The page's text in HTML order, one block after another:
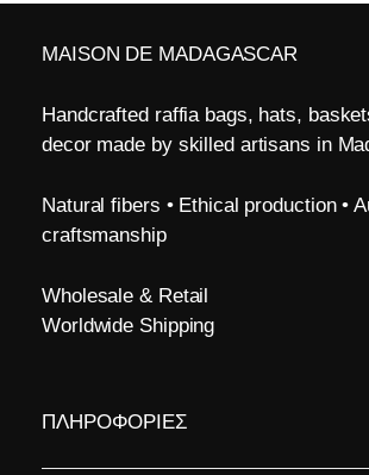
MAISON DE MADAGASCAR
Handcrafted raffia bags, hats,
decor made by skilled artisans in
Natural fibers • Ethical production •
craftsmanship
Wholesale & Retail
Worldwide Shipping
ΠΛΗΡΟΦΟΡΙΕΣ